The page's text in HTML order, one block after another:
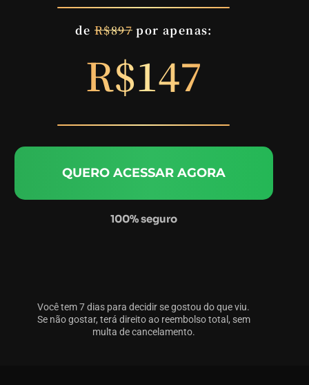
de R$897 por apenas:
R$147
QUERO ACESSAR AGORA
100% seguro
Você tem 7 dias para decidir se gostou do que viu.
Se não gostar, terá direito ao reembolso total, sem
multa de cancelamento.